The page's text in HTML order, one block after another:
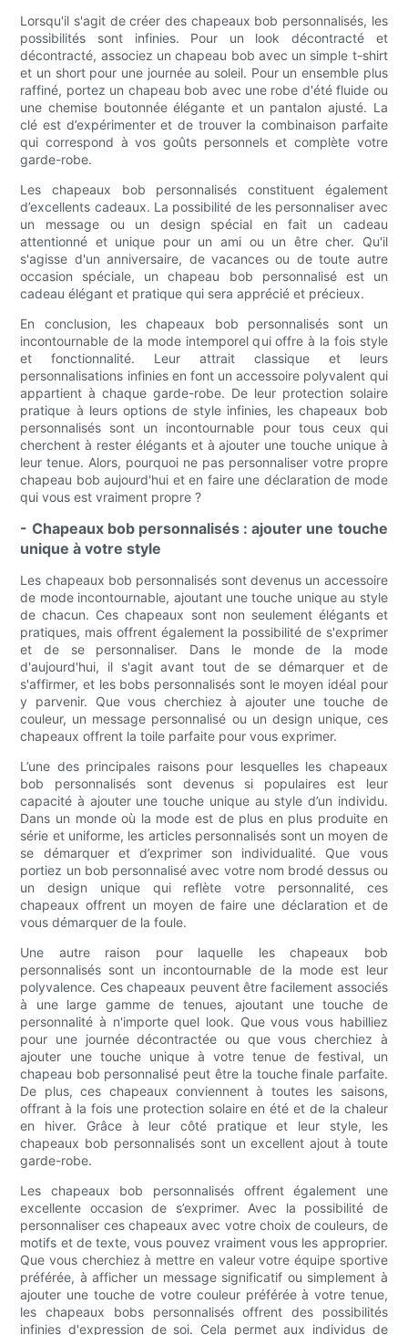
Lorsqu'il s'agit de créer des chapeaux bob personnalisés, les
possibilités sont infinies. Pour un look décontracté et
décontracté, associez un chapeau bob avec un simple t-shirt
et un short pour une journée au soleil. Pour un ensemble plus
raffiné, portez un chapeau bob avec une robe d'été fluide ou
une chemise boutonnée élégante et un pantalon ajusté. La
clé est d’expérimenter et de trouver la combinaison parfaite
qui correspond à vos goûts personnels et complète votre
garde-robe.
Les chapeaux bob personnalisés constituent également
d’excellents cadeaux. La possibilité de les personnaliser avec
un message ou un design spécial en fait un cadeau
attentionné et unique pour un ami ou un être cher. Qu'il
s'agisse d'un anniversaire, de vacances ou de toute autre
occasion spéciale, un chapeau bob personnalisé est un
cadeau élégant et pratique qui sera apprécié et précieux.
En conclusion, les chapeaux bob personnalisés sont un
incontournable de la mode intemporel qui offre à la fois style
et fonctionnalité. Leur attrait classique et leurs
personnalisations infinies en font un accessoire polyvalent qui
appartient à chaque garde-robe. De leur protection solaire
pratique à leurs options de style infinies, les chapeaux bob
personnalisés sont un incontournable pour tous ceux qui
cherchent à rester élégants et à ajouter une touche unique à
leur tenue. Alors, pourquoi ne pas personnaliser votre propre
chapeau bob aujourd'hui et en faire une déclaration de mode
qui vous est vraiment propre ?
- Chapeaux bob personnalisés : ajouter une touche
unique à votre style
Les chapeaux bob personnalisés sont devenus un accessoire
de mode incontournable, ajoutant une touche unique au style
de chacun. Ces chapeaux sont non seulement élégants et
pratiques, mais offrent également la possibilité de s'exprimer
et de se personnaliser. Dans le monde de la mode
d'aujourd'hui, il s'agit avant tout de se démarquer et de
s'affirmer, et les bobs personnalisés sont le moyen idéal pour
y parvenir. Que vous cherchiez à ajouter une touche de
couleur, un message personnalisé ou un design unique, ces
chapeaux offrent la toile parfaite pour vous exprimer.
L’une des principales raisons pour lesquelles les chapeaux
bob personnalisés sont devenus si populaires est leur
capacité à ajouter une touche unique au style d’un individu.
Dans un monde où la mode est de plus en plus produite en
série et uniforme, les articles personnalisés sont un moyen de
se démarquer et d’exprimer son individualité. Que vous
portiez un bob personnalisé avec votre nom brodé dessus ou
un design unique qui reflète votre personnalité, ces
chapeaux offrent un moyen de faire une déclaration et de
vous démarquer de la foule.
Une autre raison pour laquelle les chapeaux bob
personnalisés sont un incontournable de la mode est leur
polyvalence. Ces chapeaux peuvent être facilement associés
à une large gamme de tenues, ajoutant une touche de
personnalité à n'importe quel look. Que vous vous habilliez
pour une journée décontractée ou que vous cherchiez à
ajouter une touche unique à votre tenue de festival, un
chapeau bob personnalisé peut être la touche finale parfaite.
De plus, ces chapeaux conviennent à toutes les saisons,
offrant à la fois une protection solaire en été et de la chaleur
en hiver. Grâce à leur côté pratique et leur style, les
chapeaux bob personnalisés sont un excellent ajout à toute
garde-robe.
Les chapeaux bob personnalisés offrent également une
excellente occasion de s’exprimer. Avec la possibilité de
personnaliser ces chapeaux avec votre choix de couleurs, de
motifs et de texte, vous pouvez vraiment vous les approprier.
Que vous cherchiez à mettre en valeur votre équipe sportive
préférée, à afficher un message significatif ou simplement à
ajouter une touche de votre couleur préférée à votre tenue,
les chapeaux bobs personnalisés offrent des possibilités
infinies d'expression de soi. Cela permet aux individus de